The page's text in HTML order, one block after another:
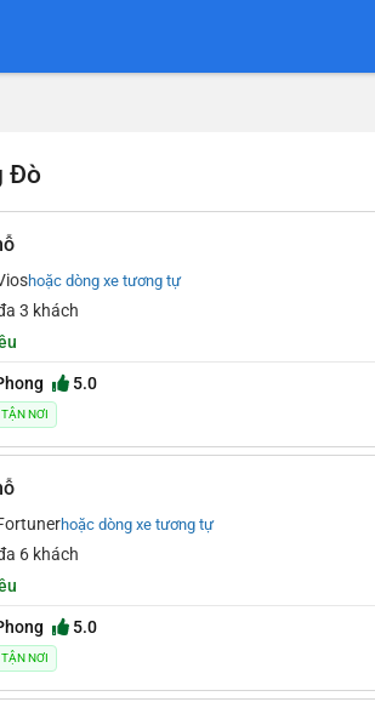
Đò
hoặc dòng xe tương tự
3 khách
5.0
NƠI
hoặc dòng xe tương tự
6 khách
5.0
NƠI